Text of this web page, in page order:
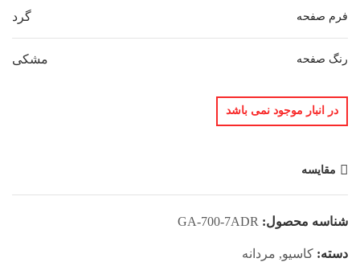
فرم صفحه گرد
رنگ صفحه مشکی
در انبار موجود نمی باشد
مقایسه
شناسه محصول: GA-700-7ADR
دسته: کاسیو, مردانه